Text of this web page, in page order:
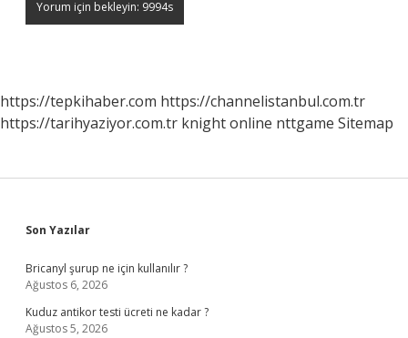
https://tepkihaber.com https://channelistanbul.com.tr
https://tarihyaziyor.com.tr knight online nttgame Sitemap
Sidebar
Son Yazılar
Bricanyl şurup ne için kullanılır ?
Ağustos 6, 2026
Kuduz antikor testi ücreti ne kadar ?
Ağustos 5, 2026